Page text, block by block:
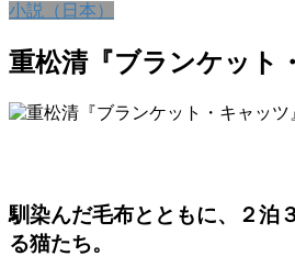
小説（日本）
重松清『ブランケット
馴染んだ毛布とともに、２泊
る猫たち。